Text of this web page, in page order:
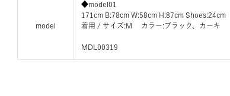
model
◆model01
171cm B:78cm W:58cm H:87cm Shoes:24cm
着用 / サイズ:M カラー:ブラック、カーキ
MDL00319